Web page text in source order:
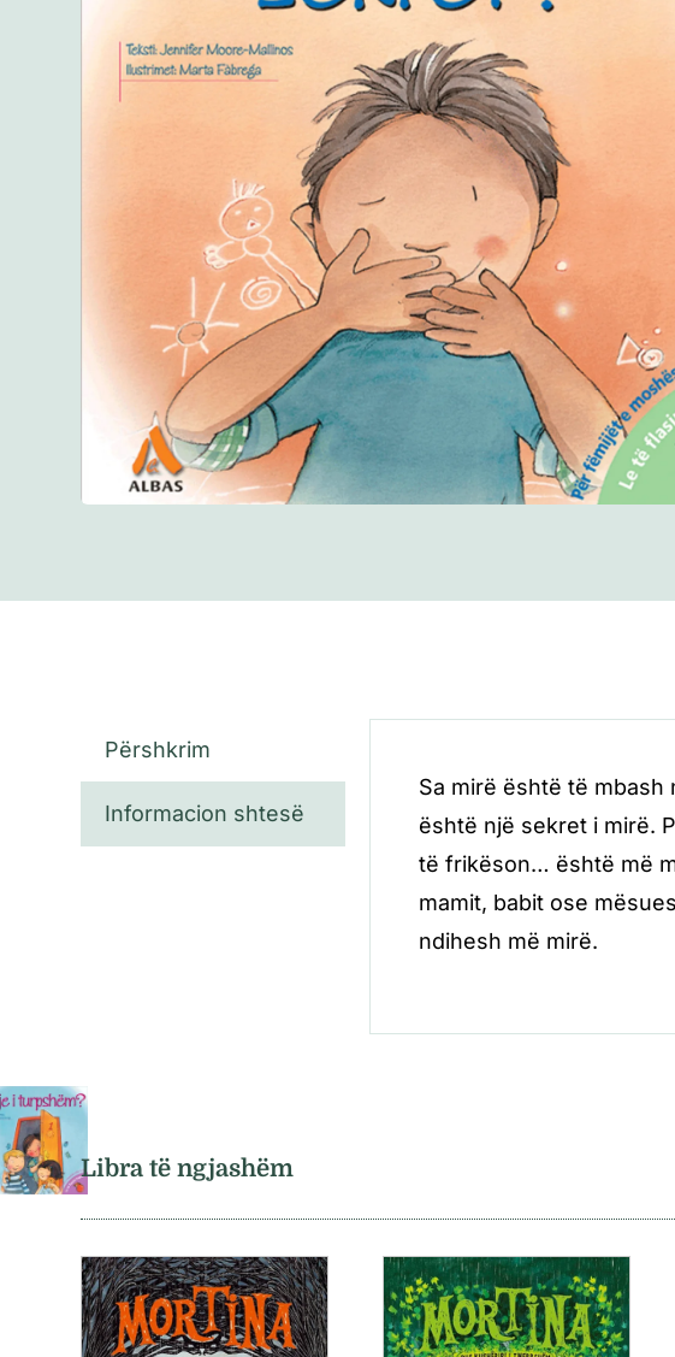
Përshkrim
Informacion shtesë
Sa mirë është të
është një sekret i mirë.
të frikëson… është më
mamit, babit ose
ndihesh më mirë.
Libra të ngjashëm